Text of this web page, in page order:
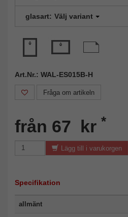
glasart: Välj variant
Art.Nr.: WAL-ES015B-H
Fråga om artikeln
från 67 kr *
Lägg till i varukorgen
Specifikation
allmänt